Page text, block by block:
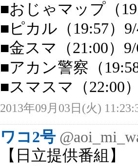
■おじゃマップ（
■ピカル（19:57）
■金スマ（21:00）
■アカン警察（
■スマスマ（22:00
2013年09月03日(火)
ワコ2号
【日立提供番組】